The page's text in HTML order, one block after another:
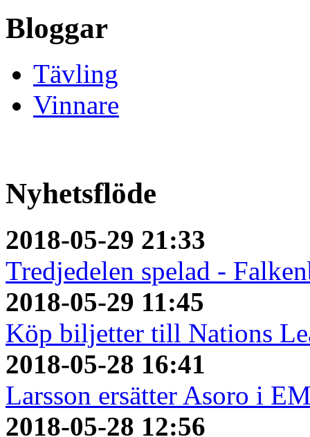
Bloggar
Tävling
Vinnare
Nyhetsflöde
2018-05-29 21:33
Tredjedelen spelad -
2018-05-29 11:45
Köp biljetter till Nations
2018-05-28 16:41
Larsson ersätter Asoro i
2018-05-28 12:56